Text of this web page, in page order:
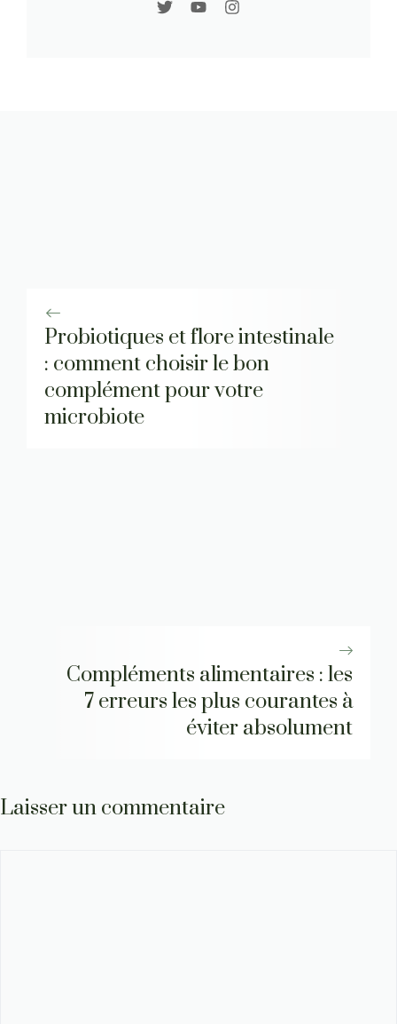
Probiotiques et flore intestinale
: comment choisir le bon
complément pour votre
microbiote
Compléments alimentaires : les
7 erreurs les plus courantes à
éviter absolument
Laisser un commentaire